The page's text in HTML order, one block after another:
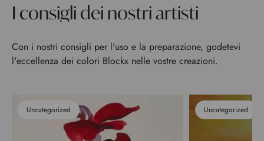
I consigli dei nostri artisti
Con i nostri consigli per l'uso e la preparazione, godetevi
l'eccellenza dei colori Blockx nelle vostre creazioni.
Uncategorized Uncategorized